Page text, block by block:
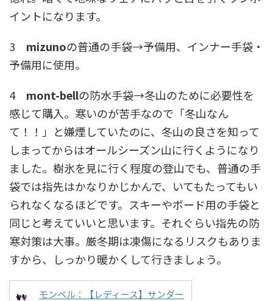
イントになります。
3 mizunoの普通の手袋→予備用、インナー手袋・
予備用に使用。
4 mont-bellの防水手袋→冬山のために必要性を
感じて購入。寒いのが苦手なので「冬山なん
て！！」と嫌煙していたのに、冬山の良さを知って
しまってからはオールシーズン山に行くようになり
ました。樹氷を見に行く程度の登山でも、普通の手
袋では指先はかなりかじかんで、いてもたってもい
られなくなるほどです。スキーやボード用の手袋と
同じと考えていいと思います。それぐらい指先の防
寒対策は大事。厳冬期は凍傷になるリスクもありま
すから、しっかり暖かくして行きましょう。
モンベル：【レディース】サンダー